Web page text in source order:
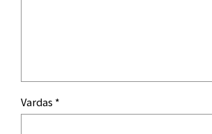
Vardas *